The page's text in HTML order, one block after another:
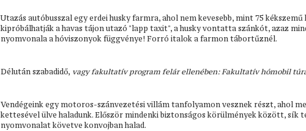
Utazás autóbusszal egy erdei husky farmra, ahol nem kevesebb, mint 75
kipróbálhatják a havas tájon utazó "lapp taxit", a husky vontatta szánkót, azaz
nyomvonala a hóviszonyok függvénye! Forró italok a farmon tábortűznél.
Délután szabadidő, vagy fakultatív program felár ellenében: Fakultatív hómobil
Vendégeink egy motoros-szánvezetési villám tanfolyamon vesznek részt, ahol
kettesével ülve haladunk. Először mindenki biztonságos körülmények között,
nyomvonalat követve konvojban halad.